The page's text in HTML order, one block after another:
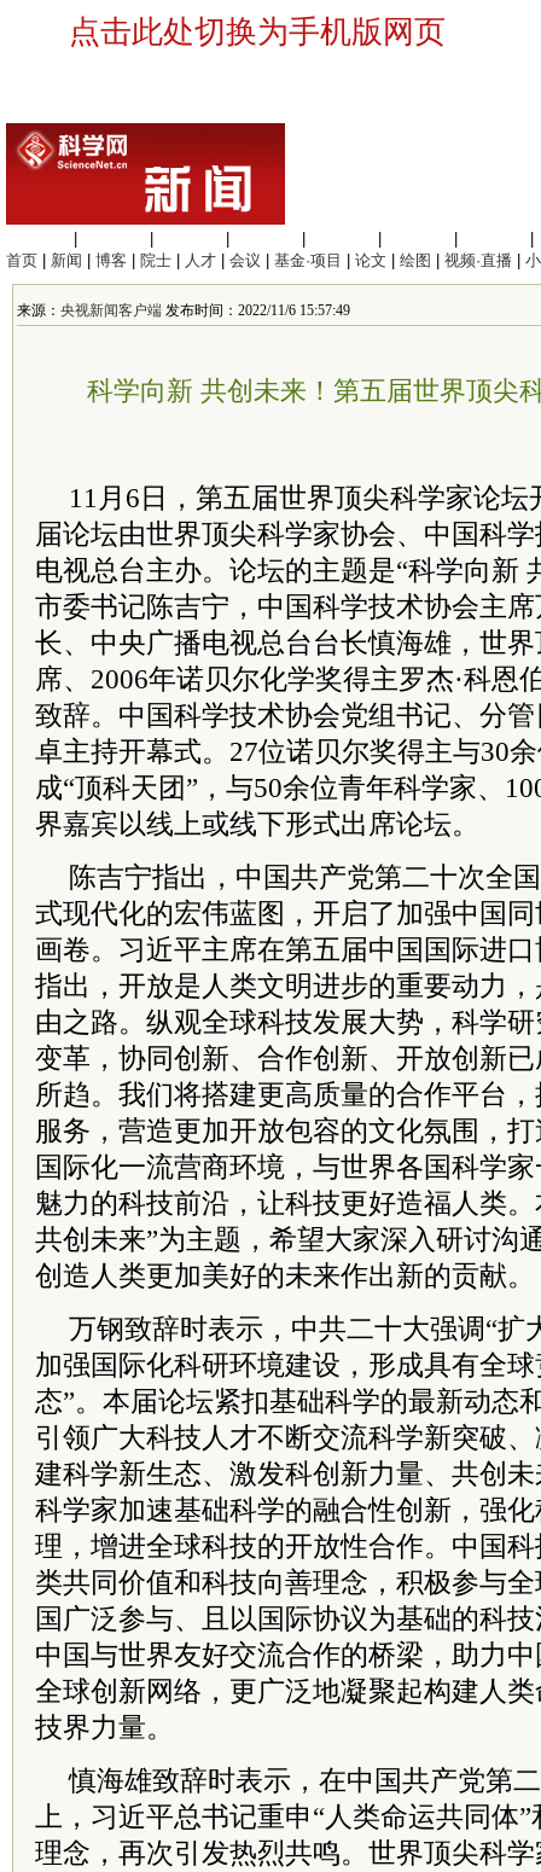
点击此处切换为手机版网页
首页
新闻 博客 院士 人才 会议 基金·项目 论文 绘图 视频·直播
来源： 央视新闻客户端 发布时间：2022/11/6 15:57:49
科学向新 共创未来！第五届世界顶尖
11月6日，第五届世界顶尖科学家论
届论坛由世界顶尖科学家协会、中国科
电视总台主办。论坛的主题是“科学向新
市委书记陈吉宁 ，中国科学技术协会主席
长、中央广播电视总台台长慎海雄，世
席、2006年诺贝尔化学奖得主罗杰·科恩
致辞。中国科学技术协会党组书记、分
卓主持开幕式。27位诺贝尔奖得主与30
成“顶科天团”，与50余位青年科学家、
界嘉宾以线上或线下形式出席论坛。
陈吉宁指出，中国共产党第二十次全
式现代化的宏伟蓝图，开启了加强中国
画卷。 习近平主席在第五届中国国际进
指出，开放是人类文明进步的重要动力
由之路。纵观全球科技发展大势，科学
变革，协同创新、合作创新、开放创新
所趋。我们将搭建更高质量的合作平台
服务，营造更加开放包容的文化氛围，
国际化一流营商环境，与世界各国科学
魅力的科技前沿，让科技更好造福人类
共创未来”为主题，希望大家深入研讨沟
创造人类更加美好的未来作出新的贡献。
万钢致辞时表示， 中共二十大强调“扩
加强国际化科研环境建设，形成具有全
态”。本届论坛紧扣基础科学的最新动态
引领广大科技人才不断交流科学新突破
建科学新生态、激发科创新力量、共创
科学家加速基础科学的融合性创新，强
理，增进全球科技的开放性合作。中国
类共同价值和科技向善理念，积极参与
国广泛参与、且以国际协议为基础的科
中国与世界友好交流合作的桥梁，助力
全球创新网络，更广泛地凝聚起构建人
技界力量。
慎海雄致辞时表示，在中国共产党第
上， 习近平总书记重申“人类命运共同体
理念，再次引发热烈共鸣。世界顶尖科